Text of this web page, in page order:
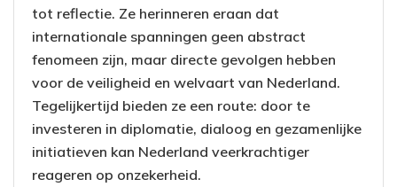
tot reflectie. Ze herinneren eraan dat
internationale spanningen geen abstract
fenomeen zijn, maar directe gevolgen hebben
voor de veiligheid en welvaart van Nederland.
Tegelijkertijd bieden ze een route: door te
investeren in diplomatie, dialoog en gezamenlijke
initiatieven kan Nederland veerkrachtiger
reageren op onzekerheid.